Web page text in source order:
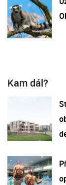
Kam dál?